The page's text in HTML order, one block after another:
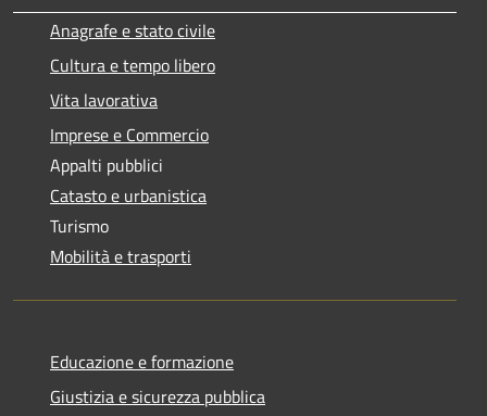
Anagrafe e stato civile
Cultura e tempo libero
Vita lavorativa
Imprese e Commercio
Appalti pubblici
Catasto e urbanistica
Turismo
Mobilità e trasporti
Educazione e formazione
Giustizia e sicurezza pubblica